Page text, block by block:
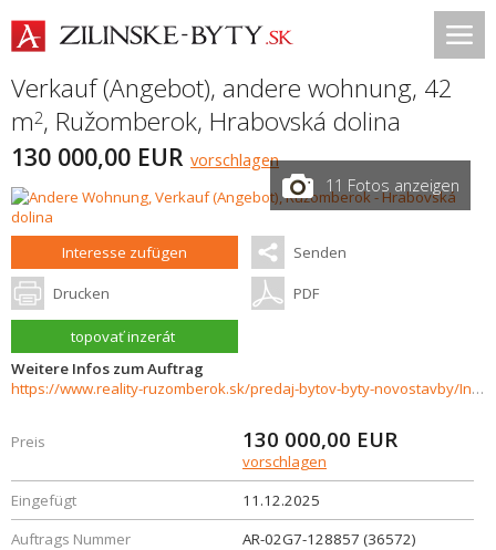
Verkauf (Angebot), andere wohnung, 42
m2, Ružomberok, Hrabovská dolina
130 000,00 EUR vorschlagen
11 Fotos anzeigen
Interesse zufügen Senden
Drucken PDF
topovať inzerát
Weitere Infos zum Auftrag
https://www.reality-ruzomberok.sk/predaj-bytov-byty-novostavby/Investicna-prilezitost--apartman-v-lyziarskom-stredisku-36572/?utm_source=areality&utm_medium=xml&utm_term=36572&utm_content=byt&utm_campaign=portaly
Preis 130 000,00 EUR
vorschlagen
Eingefügt
11.12.2025
Auftrags Nummer
AR-02G7-128857 (36572)